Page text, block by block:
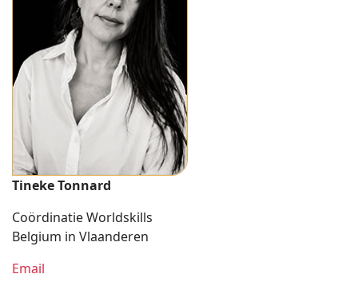
Tineke Tonnard
Coördinatie Worldskills
Belgium in Vlaanderen
Email